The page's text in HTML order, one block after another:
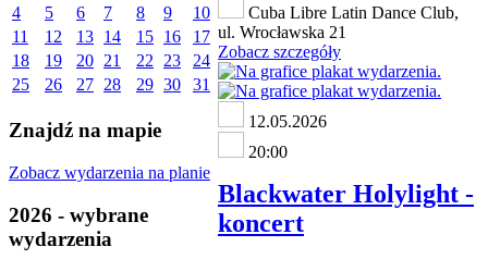
4
5 6 7 8 9
10
11
12 13 14 15 16
17
18
19 20 21 22 23
24
25
26 27 28 29 30 31
Znajdź na mapie
Zobacz wydarzenia na planie
2026 - wybrane
wydarzenia
Cuba Libre Latin Dance Club,
ul. Wrocławska 21
Zobacz szczegóły
12.05.2026
20:00
Blackwater Holylight -
koncert